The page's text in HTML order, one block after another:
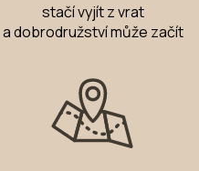
stačí vyjít z vrat
a dobrodružství může začít